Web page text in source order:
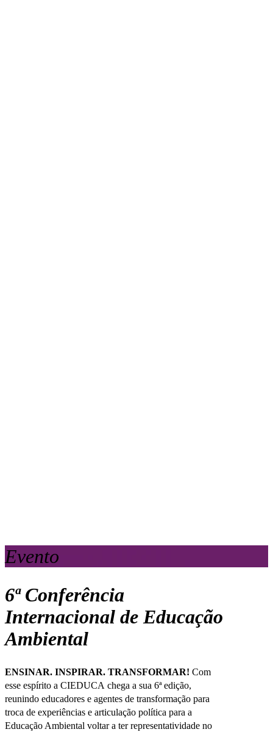
Evento
6ª Conferência
Internacional de Educação
Ambiental
ENSINAR. INSPIRAR. TRANSFORMAR! Com
esse espírito a CIEDUCA chega a sua 6ª edição,
reunindo educadores e agentes de transformação para
troca de experiências e articulação política para a
Educação Ambiental voltar a ter representatividade no